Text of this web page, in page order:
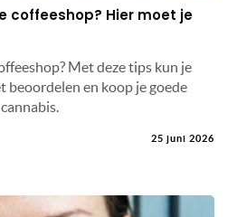
coffeeshop? Hier moet je
Met deze tips kun je
beoordelen en koop je goede
25 juni 2026